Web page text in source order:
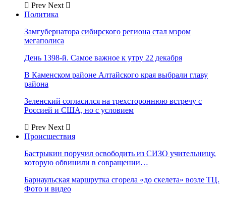
Prev Next
Политика
Замгубернатора сибирского региона стал мэром
мегаполиса
День 1398-й. Самое важное к утру 22 декабря
В Каменском районе Алтайского края выбрали главу
района
Зеленский согласился на трехстороннюю встречу с
Россией и США, но с условием
Prev Next
Происшествия
Бастрыкин поручил освободить из СИЗО учительницу,
которую обвинили в совращении…
Барнаульская маршрутка сгорела «до скелета» возле ТЦ.
Фото и видео